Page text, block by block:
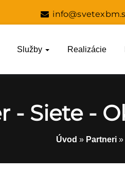
Služby Realizácie
- Siete -
Úvod » Partneri»